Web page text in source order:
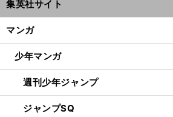
集英社サイト
マンガ
少年マンガ
週刊少年ジャンプ
ジャンプSQ